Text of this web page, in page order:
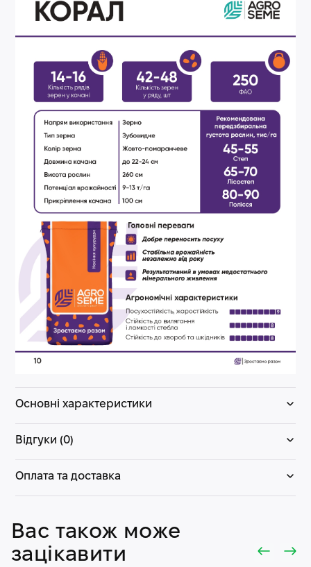
Основні характеристики
Відгуки (0)
Оплата та доставка
Вас також може
зацікавити